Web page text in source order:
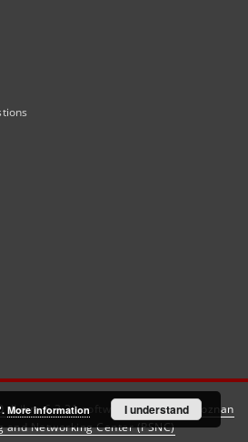
dLibra 6.3.21software created by
Poznan
and Networking Center (PSNC)
More information I understand